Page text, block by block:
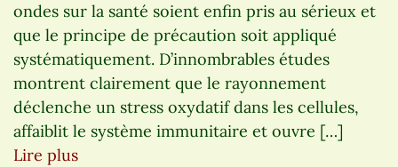
ondes sur la santé soient enfin pris au sérieux et
que le principe de précaution soit appliqué
systématiquement. D’innombrables études
montrent clairement que le rayonnement
déclenche un stress oxydatif dans les cellules,
affaiblit le système immunitaire et ouvre […]
Lire plus